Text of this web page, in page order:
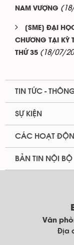
NAM VƯỢNG
[SME] ĐẠI
CHƯƠNG TẠI KỲ
THỨ 35 (18/07/
TIN TỨC -
SỰ KIỆN
CÁC HOẠT
BẢN TIN NỘI BỘ
Văn
Địa